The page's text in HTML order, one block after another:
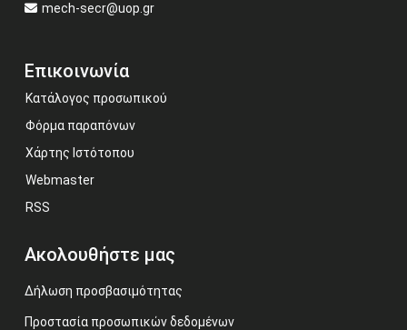
mech-secr@uop.gr
Επικοινωνία
Κατάλογος προσωπικού
Φόρμα παραπόνων
Χάρτης Ιστότοπου
Webmaster
RSS
Ακολουθήστε μας
Δήλωση προσβασιμότητας
Προστασία προσωπικών δεδομένων